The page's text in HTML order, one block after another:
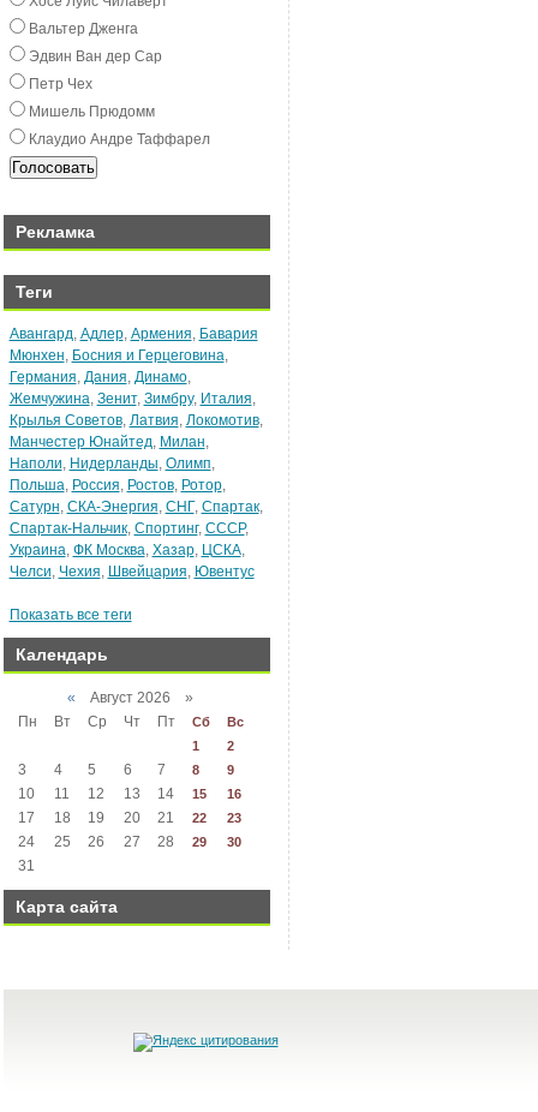
Вальтeр Джeнга
Эдвин Ван дeр Сар
Пeтр Чex
Мишeль Прюдомм
Клаудио Андрe Таффарeл
Рекламка
Теги
Авангард, Адлер, Армения, Бавария
Мюнхен, Босния и Герцеговина,
Германия, Дания, Динамо,
Жемчужина, Зенит, Зимбру, Италия,
Крылья Советов, Латвия, Локомотив,
Манчестер Юнайтед, Милан,
Наполи, Нидерланды, Олимп,
Польша, Россия, Ростов, Ротор,
Сатурн, СКА-Энергия, СНГ, Спартак,
Спартак-Нальчик, Спортинг, СССР,
Украина, ФК Москва, Хазар, ЦСКА,
Челси, Чехия, Швейцария, Ювентус
Показать все теги
Календарь
« Август 2026 »
Пн
Вт Ср Чт Пт Сб
Вс
1
2
3 4 5 6 7 8 9
10 11 12 13 14 15 16
17 18 19 20 21 22 23
24 25 26 27 28 29 30
31
Карта сайта